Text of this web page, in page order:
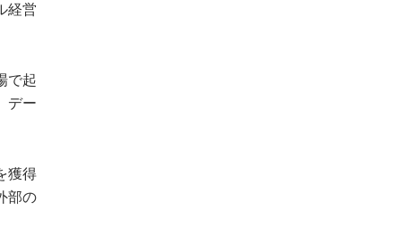
経営
で起
デー
獲得
部の